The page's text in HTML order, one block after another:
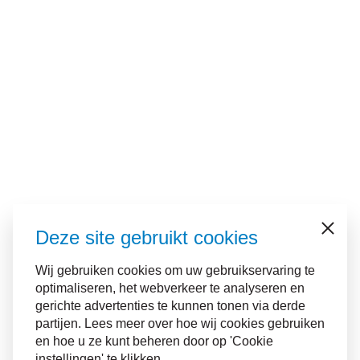
Deze site gebruikt cookies
Wij gebruiken cookies om uw gebruikservaring te
optimaliseren, het webverkeer te analyseren en
gerichte advertenties te kunnen tonen via derde
partijen. Lees meer over hoe wij cookies gebruiken
en hoe u ze kunt beheren door op 'Cookie
Sluiten